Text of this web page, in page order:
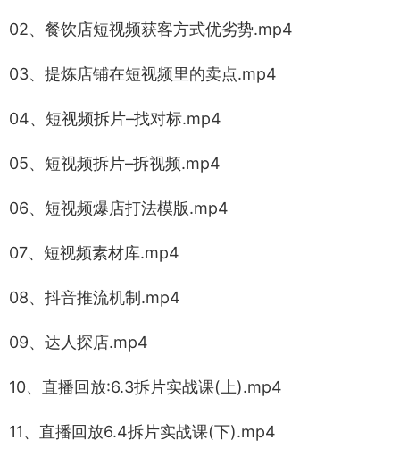
02、餐饮店短视频获客方式优劣势.mp4
03、提炼店铺在短视频里的卖点.mp4
04、短视频拆片–找对标.mp4
05、短视频拆片–拆视频.mp4
06、短视频爆店打法模版.mp4
07、短视频素材库.mp4
08、抖音推流机制.mp4
09、达人探店.mp4
10、直播回放:6.3拆片实战课(上).mp4
11、直播回放6.4拆片实战课(下).mp4